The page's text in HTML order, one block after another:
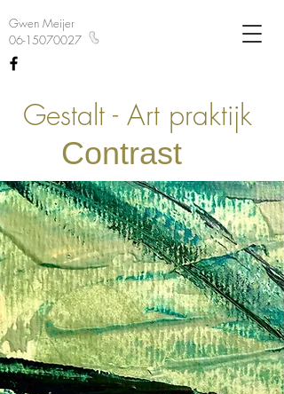
Gwen Meijer
06-15070027
Gestalt - Art praktijk
Contrast